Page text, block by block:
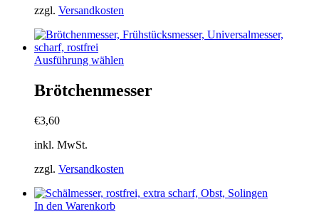
auf
der
Produktseite
werden
zzgl. Versandkosten
Ausführung wählen
mehrere
auf
der
Produktseite
Brötchenmesser
€3,60
inkl. MwSt.
zzgl. Versandkosten
In den Warenkorb